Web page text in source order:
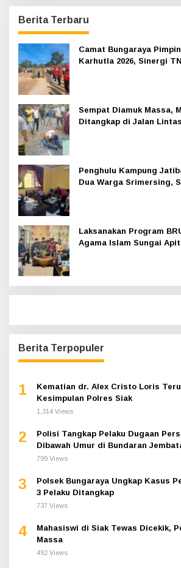
Berita Terbaru
Camat Bungaraya
Karhutla 2026, Sinergi
Sempat Diamuk Massa,
Ditangkap di Jalan
Penghulu Kampung
Dua Warga Srimersing,
Laksanakan Program
Agama Islam Sungai
Berita Terpopuler
1
Kematian dr. Alex Cristo Loris
Kesimpulan Polres Siak
1,314 Views
2
Polisi Tangkap Pelaku Dugaan
Dibawah Umur di Bundaran
799 Views
3
Polsek Bungaraya Ungkap Kasus
3 Pelaku Ditangkap
737 Views
4
Mahasiswi di Siak Tewas Dicekik,
Massa
492 Views